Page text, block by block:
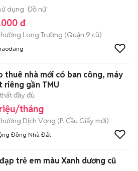
dụng Đồ nữ
đ
Long Trường (Quận 9 cũ)
thuê nhà mới có ban công, máy
riêng gần TMU
đầy đủ
tháng
Dịch Vọng (P. Cầu Giấy mới)
Đồng Nhà Đất
trẻ em màu Xanh dương cũ